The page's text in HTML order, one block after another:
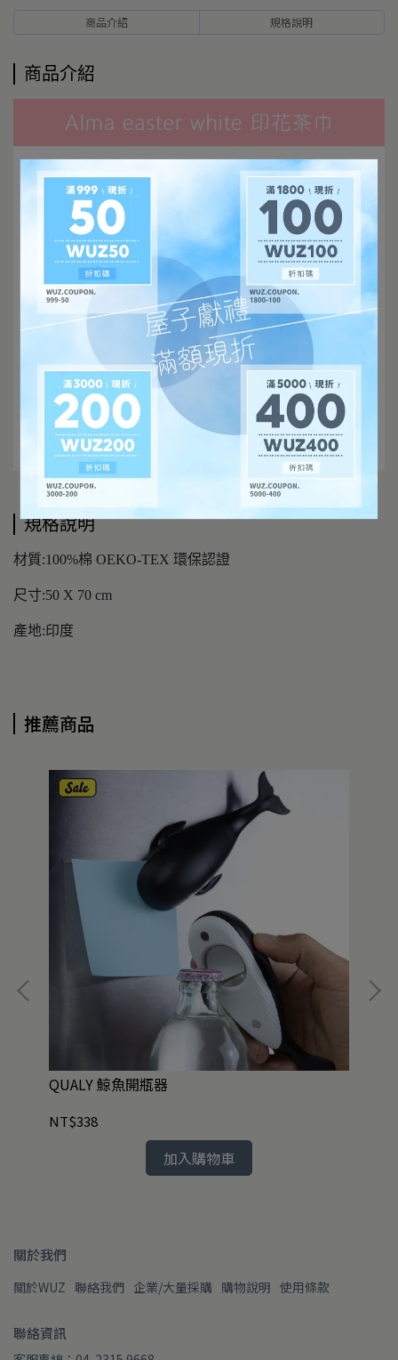
商品介紹 規格說明
商品介紹
規格說明
材質:100%棉 OEKO-TEX 環保認證
尺寸:50 X 70 cm
產地:印度
推薦商品
QUALY 鯨魚開瓶器
NT$338
加入購物車
關於我們
關於WUZ 聯絡我們 企業/大量採購 購物說明 使用條款
聯絡資訊